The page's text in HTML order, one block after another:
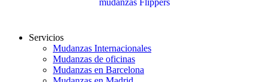
Servicios
Mudanzas Internacionales
Mudanzas de oficinas
Mudanzas en Barcelona